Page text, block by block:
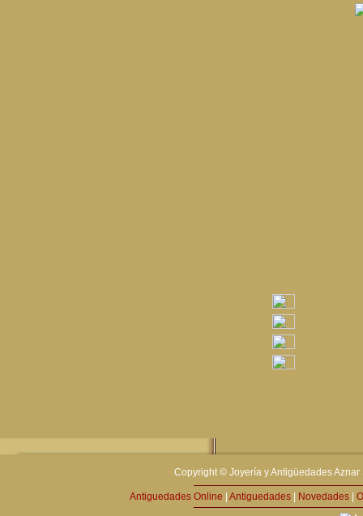
Copyright © Joyería y Antigüedades
Antiguedades Online Antiguedades Novedades